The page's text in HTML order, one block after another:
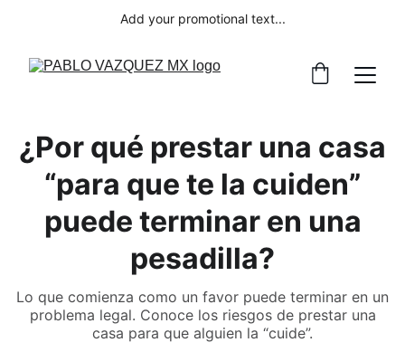
Add your promotional text...
¿Por qué prestar una casa
“para que te la cuiden”
puede terminar en una
pesadilla?
Lo que comienza como un favor puede terminar en un
problema legal. Conoce los riesgos de prestar una
casa para que alguien la “cuide”.